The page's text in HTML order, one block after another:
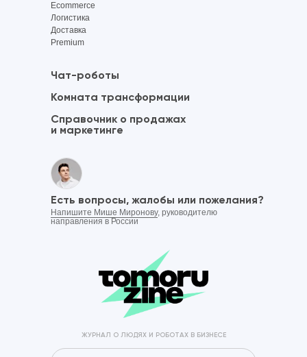
Ecommerce
Логистика
Доставка
Premium
Комната трансформации
Справочник о продажах
и маркетинге
Чат-роботы
Есть вопросы, жалобы или пожелания?
Напишите Мише Миронову, руководителю
направления в России
ЖУРНАЛ О ЛЮДЯХ И РОБОТАХ В БИЗНЕСЕ